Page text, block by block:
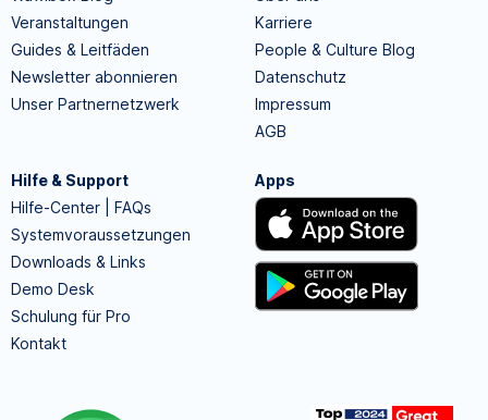
Veranstaltungen
Guides & Leitfäden
Newsletter abonnieren
Unser Partnernetzwerk
Karriere
People & Culture Blog
Datenschutz
Impressum
AGB
Hilfe & Support
Hilfe-Center | FAQs
Systemvoraussetzungen
Downloads & Links
Demo Desk
Schulung für Pro
Kontakt
Apps